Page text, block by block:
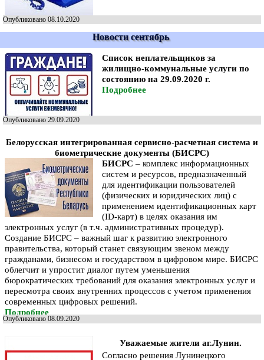
Опубликовано 08.10.2020
Новости сентябрь
Список неплательщиков за
жилищно-коммунальные услуги по
состоянию на 29.09.2020 г.
Подробнее
Опубликовано 29.09.2020
Белорусская интегрированная сервисно-расчетная система и
биометрические документы (БИСРС)
БИСРС – комплекс информационных
систем и ресурсов, предназначенный
для идентификации пользователей
(физических и юридических лиц) с
применением идентификационных карт
(ID-карт) в целях оказания им
электронных услуг (в т.ч. административных процедур).
Создание БИСРС – важный шаг к развитию электронного
правительства, который станет связующим звеном между
гражданами, бизнесом и государством в цифровом мире. БИСРС
облегчит и упростит диалог путем уменьшения
бюрократических требований для оказания электронных услуг и
пересмотра своих внутренних процессов с учетом применения
современных цифровых решений.
Подробнее
Опубликовано 08.09.2020
Уважаемые жители аг.Лунин.
Согласно решения Лунинецкого